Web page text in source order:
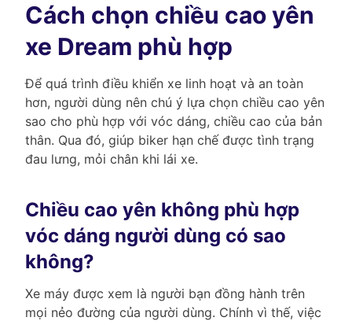
Cách chọn chiều cao yên
xe Dream phù hợp
Để quá trình điều khiển xe linh hoạt và an toàn
hơn, người dùng nên chú ý lựa chọn chiều cao yên
sao cho phù hợp với vóc dáng, chiều cao của bản
thân. Qua đó, giúp biker hạn chế được tình trạng
đau lưng, mỏi chân khi lái xe.
Chiều cao yên không phù hợp
vóc dáng người dùng có sao
không?
Xe máy được xem là người bạn đồng hành trên
mọi nẻo đường của người dùng. Chính vì thế, việc